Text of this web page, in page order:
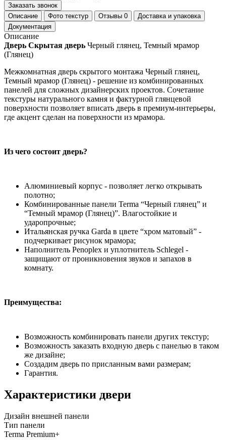
Заказать звонок
Описание
Фото текстур Отзывы 0
Доставка и упаковка
Документация
Описание
Дверь Скрытая дверь Черный глянец, Темный мрамор
(Глянец)
Межкомнатная дверь скрытого монтажа Черный глянец,
Темный мрамор (Глянец) - решение из комбинированных
панелей для сложных дизайнерских проектов. Сочетание
текстуры натурального камня и фактурной глянцевой
поверхности позволяет вписать дверь в премиум-интерьеры,
где акцент сделан на поверхности из мрамора.
Из чего состоит дверь?
Алюминиевый корпус - позволяет легко открывать
полотно;
Комбинированные панели Terma “Черный глянец” и
“Темный мрамор (Глянец)”. Влагостойкие и
ударопрочные;
Итальянская ручка Garda в цвете “хром матовый” -
подчеркивает рисунок мрамора;
Наполнитель Penoplex и уплотнитель Schlegel -
защищают от проникновения звуков и запахов в
комнату.
Преимущества:
Возможность комбинировать панели других текстур;
Возможность заказать входную дверь с панелью в таком
же дизайне;
Создадим дверь по присланным вами размерам;
Гарантия.
Характеристики двери
Дизайн внешней панели
Тип панели
Terma Premium+